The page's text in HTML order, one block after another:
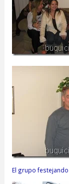
El grupo